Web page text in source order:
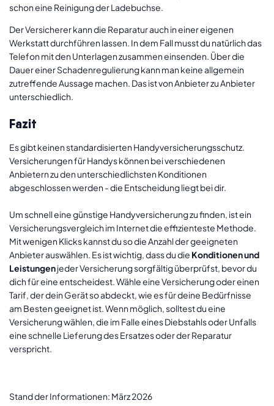
schon eine Reinigung der Ladebuchse.
Der Versicherer kann die Reparatur auch in einer eigenen
Werkstatt durchführen lassen. In dem Fall musst du natürlich das
Telefon mit den Unterlagen zusammen einsenden. Über die
Dauer einer Schadenregulierung kann man keine allgemein
zutreffende Aussage machen. Das ist von Anbieter zu Anbieter
unterschiedlich.
Fazit
Es gibt keinen standardisierten Handyversicherungsschutz.
Versicherungen für Handys können bei verschiedenen
Anbietern zu den unterschiedlichsten Konditionen
abgeschlossen werden - die Entscheidung liegt bei dir.
Um schnell eine günstige Handyversicherung zu finden, ist ein
Versicherungsvergleich im Internet die effizienteste Methode.
Mit wenigen Klicks kannst du so die Anzahl der geeigneten
Anbieter auswählen. Es ist wichtig, dass du die Konditionen und
Leistungenjeder Versicherung sorgfältig überprüfst, bevor du
dich für eine entscheidest. Wähle eine Versicherung oder einen
Tarif, der dein Gerät so abdeckt, wie es für deine Bedürfnisse
am Besten geeignet ist. Wenn möglich, solltest du eine
Versicherung wählen, die im Falle eines Diebstahls oder Unfalls
eine schnelle Lieferung des Ersatzes oder der Reparatur
verspricht.
Stand der Informationen: März 2026